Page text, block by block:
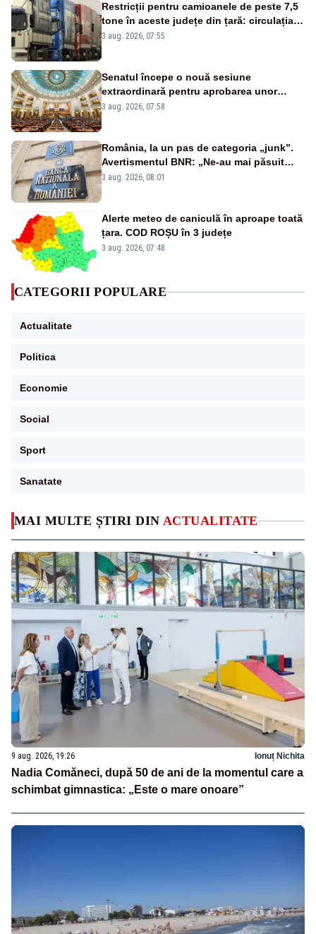
MAI MULTE ȘTIRI DIN ACTUALITATE
9 aug. 2026, 19:26 Ionuț Nichita
Nadia Comăneci, după 50 de ani de la momentul care a
schimbat gimnastica: „Este o mare onoare”
Restricții pentru camioanele de peste 7,5
tone în aceste județe din țară: circulația
este interzisă luni, între orele 12:00 și
3 aug. 2026, 07:55
Senatul începe o nouă sesiune
extraordinară pentru aprobarea unor
jaloane din PNRR
3 aug. 2026, 07:58
România, la un pas de categoria „junk”.
Avertismentul BNR: „Ne-au mai păsuit
pentru câteva luni”
3 aug. 2026, 08:01
Alerte meteo de caniculă în aproape toată
țara. COD ROȘU în 3 județe
3 aug. 2026, 07:48
CATEGORII POPULARE
Actualitate
Politica
Economie
Social
Sport
Sanatate